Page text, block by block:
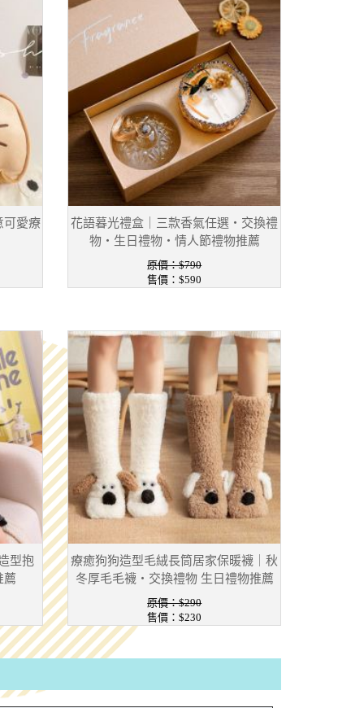
可愛療
花語暮光禮盒｜三款香氣任選・交換禮
物・生日禮物・情人節禮物推薦
原價：$790
售價：$590
型抱
薦
療癒狗狗造型毛絨長筒居家保暖襪｜秋
冬厚毛毛襪・交換禮物 生日禮物推薦
原價：$290
售價：$230